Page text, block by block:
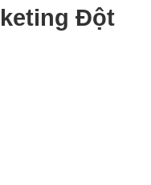
Đột